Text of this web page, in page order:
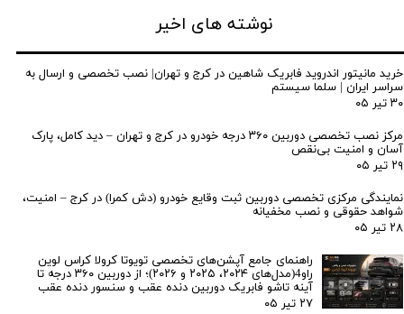
نوشته های اخیر
خرید مانیتور اندروید فابریک شاهین در کرج و تهران| نصب تخصصی و ارسال به
سراسر ایران | سلما سیستم
۳۰ تیر ۰۵
مرکز نصب تخصصی دوربین ۳۶۰ درجه خودرو در کرج و تهران – دید کامل، پارک
آسان و امنیت بی‌نقص
۲۹ تیر ۰۵
نمایندگی مرکزی تخصصی دوربین ثبت وقایع خودرو (دش کمرا) در کرج – امنیت،
شواهد حقوقی و نصب مخفیانه
۲۸ تیر ۰۵
راهنمای جامع آپشن‌های تخصصی تویوتا کرولا کراس لوین
راو4(مدل‌های ۲۰۲۴، ۲۰۲۵ و ۲۰۲۶)؛ از دوربین ۳۶۰ درجه تا
آینه تاشو فابریک دوربین دنده عقب و سنسور دنده عقب
۲۷ تیر ۰۵